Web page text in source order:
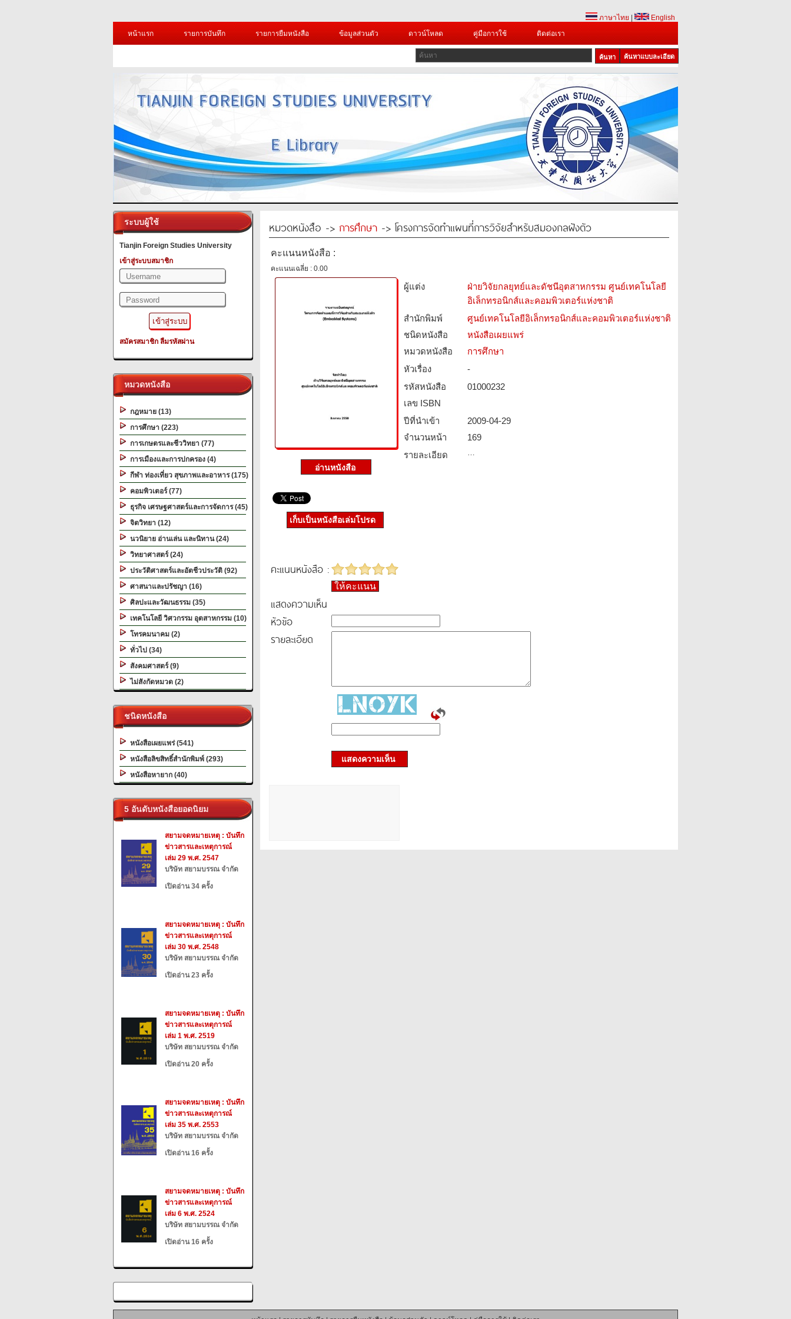
ภาษาไทย
English
หน้าแรก
รายการบันทึก รายการยืมหนังสือ ข้อมูลส่วนตัว ดาวน์โหลด คู่มือการใช้ ติดต่อเรา
ค้นหาแบบละเอียด
ระบบผู้ใช้
Tianjin Foreign Studies University
เข้าสู่ระบบสมาชิก
สมัครสมาชิก ลืมรหัสผ่าน
หมวดหนังสือ
กฎหมาย (13)
การศึกษา (223)
การเกษตรและชีววิทยา (77)
การเมืองและการปกครอง (4)
กีฬา ท่องเที่ยว สุขภาพและอาหาร (175)
คอมพิวเตอร์ (77)
ธุรกิจ เศรษฐศาสตร์และการจัดการ (45)
จิตวิทยา (12)
นวนิยาย อ่านเล่น และนิทาน (24)
วิทยาศาสตร์ (24)
ประวัติศาสตร์และอัตชีวประวัติ (92)
ศาสนาและปรัชญา (16)
ศิลปะและวัฒนธรรม (35)
เทคโนโลยี วิศวกรรม อุตสาหกรรม (10)
โทรคมนาคม (2)
ทั่วไป (34)
สังคมศาสตร์ (9)
ไม่สังกัดหมวด (2)
ชนิดหนังสือ
หนังสือเผยแพร่ (541)
หนังสือลิขสิทธิ์สำนักพิมพ์ (293)
หนังสือหายาก (40)
5 อันดับหนังสือยอดนิยม
สยามจดหมายเหตุ : บันทึก
ข่าวสารและเหตุการณ์
เล่ม 29 พ.ศ. 2547
บริษัท สยามบรรณ จำกัด
เปิดอ่าน 34 ครั้ง
สยามจดหมายเหตุ : บันทึก
ข่าวสารและเหตุการณ์
เล่ม 30 พ.ศ. 2548
บริษัท สยามบรรณ จำกัด
เปิดอ่าน 23 ครั้ง
สยามจดหมายเหตุ : บันทึก
ข่าวสารและเหตุการณ์
เล่ม 1 พ.ศ. 2519
บริษัท สยามบรรณ จำกัด
เปิดอ่าน 20 ครั้ง
สยามจดหมายเหตุ : บันทึก
ข่าวสารและเหตุการณ์
เล่ม 35 พ.ศ. 2553
บริษัท สยามบรรณ จำกัด
เปิดอ่าน 16 ครั้ง
สยามจดหมายเหตุ : บันทึก
ข่าวสารและเหตุการณ์
เล่ม 6 พ.ศ. 2524
บริษัท สยามบรรณ จำกัด
เปิดอ่าน 16 ครั้ง
หมวดหนังสือ -> การศึกษา -> โครงการจัดทำแผนที่การวิจัยสำหรับสมองกลฝังตัว
คะแนนหนังสือ :
คะแนนเฉลี่ย : 0.00
ผู้แต่ง
ฝ่ายวิจัยกลยุทย์และดัชนีอุตสาหกรรม ศูนย์เทคโนโลยี
อิเล็กทรอนิกส์และคอมพิวเตอร์แห่งชาติ
สำนักพิมพ์
ศูนย์เทคโนโลยีอิเล็กทรอนิกส์และคอมพิวเตอร์แห่งชาติ
ชนิดหนังสือ­
หนังสือเผยแพร่
หมวดหนังสือ­
การศึกษา
หัวเรื่อง
-
รหัสหนังสือ­
01000232
เลข ISBN
ปีที่นำเข้า
2009-04-29
จำนวนหน้า
169
รายละเอียด
…
เก็บเป็นหนังสือเล่มโปรด
คะแนนหนังสือ :
ให้คะแนน
แสดงความเห็น
หัวข้อ
รายละเอียด
แสดงความเห็น